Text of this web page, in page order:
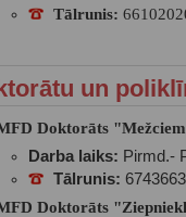
Tālrunis:
un
Doktorāts
Darba laiks: Pirmd.-
Tālrunis:
Doktorāts